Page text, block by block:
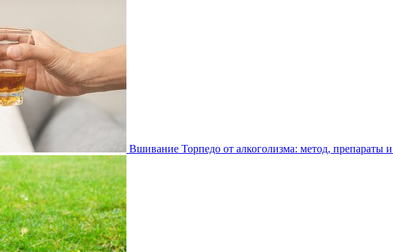
Вшивание Торпедо от алкоголизма: метод, препараты